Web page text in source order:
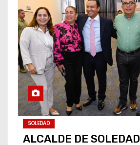
SOLEDAD
ALCALDE DE SOLEDAD